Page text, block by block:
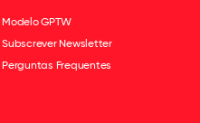
Modelo GPTW
Subscrever Newsletter
Perguntas Frequentes